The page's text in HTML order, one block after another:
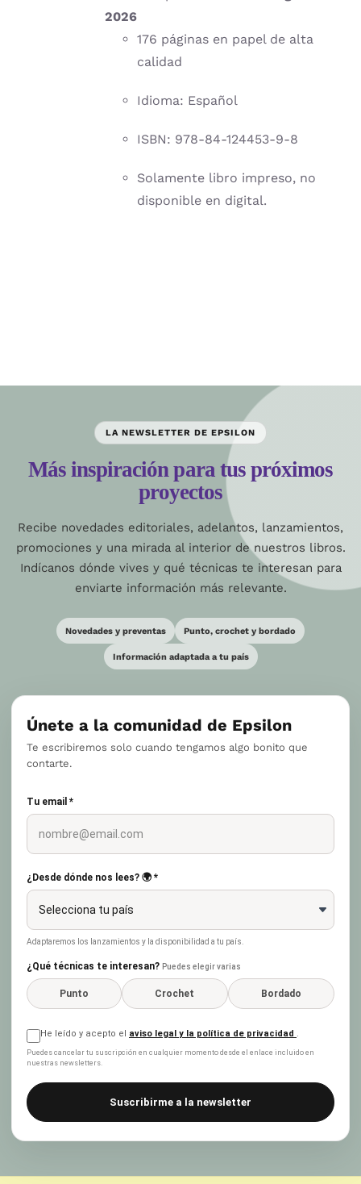
2026
176 páginas en papel de alta
calidad
Idioma: Español
ISBN: 978-84-124453-9-8
Solamente libro impreso, no
disponible en digital.
LA NEWSLETTER DE EPSILON
Más inspiración para tus próximos
proyectos
Recibe novedades editoriales, adelantos, lanzamientos,
promociones y una mirada al interior de nuestros libros.
Indícanos dónde vives y qué técnicas te interesan para
enviarte información más relevante.
Novedades y preventas Punto, crochet y bordado
Información adaptada a tu país
Únete a la comunidad de Epsilon
Te escribiremos solo cuando tengamos algo bonito que
contarte.
Tu email *
¿Desde dónde nos lees? 🌍 *
Adaptaremos los lanzamientos y la disponibilidad a tu país.
¿Qué técnicas te interesan? Puedes elegir varias
Punto Crochet Bordado
He leído y acepto el aviso legal y la política de privacidad .
Puedes cancelar tu suscripción en cualquier momento desde el enlace incluido en
nuestras newsletters.
Suscribirme a la newsletter